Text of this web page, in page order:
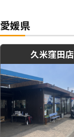
愛媛県
久米窪田店